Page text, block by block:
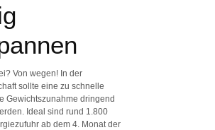
Von wegen! In der
sollte eine zu schnelle
Gewichtszunahme dringend
Ideal sind rund 1.800
ab dem 4. Monat der